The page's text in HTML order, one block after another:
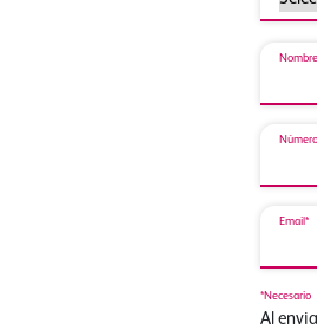
Email*
*Necesario
Al